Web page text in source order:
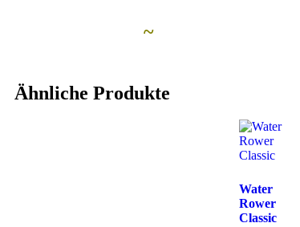
~
Ähnliche Produkte
Water
Rower
Classic